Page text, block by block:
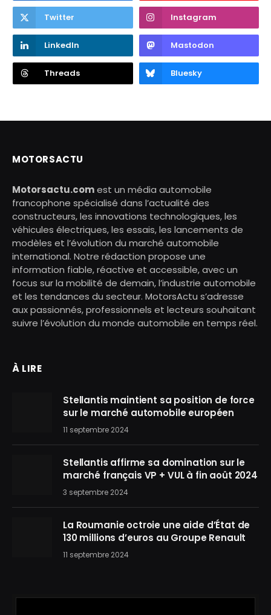
Twitter Instagram
LinkedIn Mastodon
Threads Bluesky
MOTORSACTU
Motorsactu.comest un média automobile
francophone spécialisé dans l’actualité des
constructeurs, les innovations technologiques, les
véhicules électriques, les essais, les lancements de
modèles et l’évolution du marché automobile
international. Notre rédaction propose une
information fiable, réactive et accessible, avec un
focus sur la mobilité de demain, l’industrie automobile
et les tendances du secteur. MotorsActu s’adresse
aux passionnés, professionnels et lecteurs souhaitant
suivre l’évolution du monde automobile en temps réel.
À LIRE
Stellantis maintient sa position de force
sur le marché automobile européen
11 septembre 2024
Stellantis affirme sa domination sur le
marché français VP + VUL à fin août 2024
3 septembre 2024
La Roumanie octroie une aide d’État de
130 millions d’euros au Groupe Renault
11 septembre 2024